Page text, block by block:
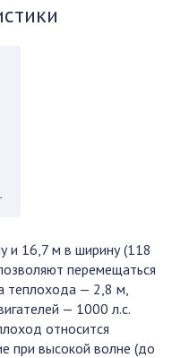
и 16,7 м в ширину (118
перемещаться
теплохода — 2,8 м,
— 1000 л.с.
относится
при высокой волне (до